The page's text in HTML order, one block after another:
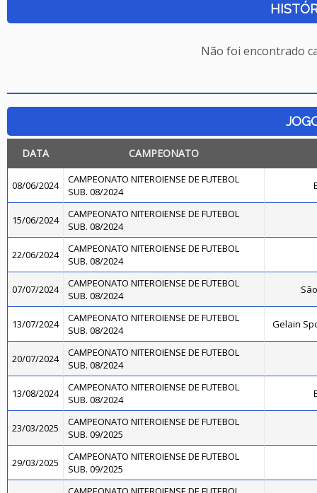
Não foi encontrado
DATA CAMPEONATO
08/06/2024
CAMPEONATO NITEROIENSE DE FUTEBOL
SUB. 08/2024
15/06/2024
CAMPEONATO NITEROIENSE DE FUTEBOL
SUB. 08/2024
22/06/2024
CAMPEONATO NITEROIENSE DE FUTEBOL
SUB. 08/2024
07/07/2024
CAMPEONATO NITEROIENSE DE FUTEBOL
SUB. 08/2024
13/07/2024
CAMPEONATO NITEROIENSE DE FUTEBOL
SUB. 08/2024
Gelain
20/07/2024
CAMPEONATO NITEROIENSE DE FUTEBOL
SUB. 08/2024
13/08/2024
CAMPEONATO NITEROIENSE DE FUTEBOL
SUB. 08/2024
23/03/2025
CAMPEONATO NITEROIENSE DE FUTEBOL
SUB. 09/2025
29/03/2025
CAMPEONATO NITEROIENSE DE FUTEBOL
SUB. 09/2025